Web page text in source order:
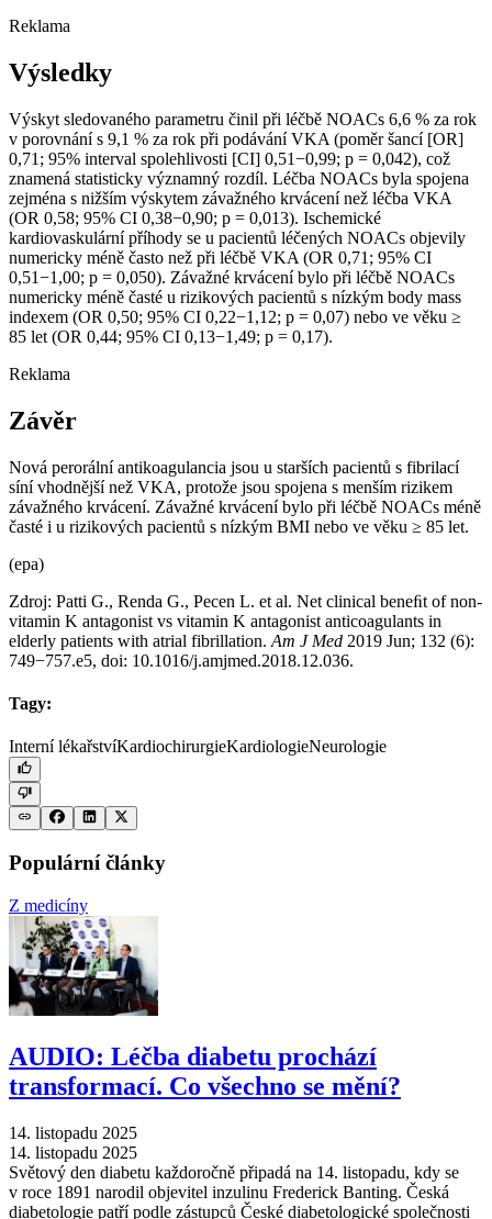
Reklama
Výsledky
Výskyt sledovaného parametru činil při léčbě NOACs 6,6 % za rok
v porovnání s 9,1 % za rok při podávání VKA (poměr šancí [OR]
0,71; 95% interval spolehlivosti [CI] 0,51−0,99; p = 0,042), což
znamená statisticky významný rozdíl. Léčba NOACs byla spojena
zejména s nižším výskytem závažného krvácení než léčba VKA
(OR 0,58; 95% CI 0,38−0,90; p = 0,013). Ischemické
kardiovaskulární příhody se u pacientů léčených NOACs objevily
numericky méně často než při léčbě VKA (OR 0,71; 95% CI
0,51−1,00; p = 0,050). Závažné krvácení bylo při léčbě NOACs
numericky méně časté u rizikových pacientů s nízkým body mass
indexem (OR 0,50; 95% CI 0,22−1,12; p = 0,07) nebo ve věku ≥
85 let (OR 0,44; 95% CI 0,13−1,49; p = 0,17).
Reklama
Závěr
Nová perorální antikoagulancia jsou u starších pacientů s fibrilací
síní vhodnější než VKA, protože jsou spojena s menším rizikem
závažného krvácení. Závažné krvácení bylo při léčbě NOACs méně
časté i u rizikových pacientů s nízkým BMI nebo ve věku ≥ 85 let.
(epa)
Zdroj: Patti G., Renda G., Pecen L. et al. Net clinical beneﬁt of non-
vitamin K antagonist vs vitamin K antagonist anticoagulants in
elderly patients with atrial fibrillation. Am J Med 2019 Jun; 132 (6):
749−757.e5, doi: 10.1016/j.amjmed.2018.12.036.
Tagy:
Interní lékařstvíKardiochirurgieKardiologieNeurologie
Populární články
Z medicíny
AUDIO: Léčba diabetu prochází
transformací. Co všechno se mění?
14. listopadu 2025
14. listopadu 2025
Světový den diabetu každoročně připadá na 14. listopadu, kdy se
v roce 1891 narodil objevitel inzulinu Frederick Banting. Česká
diabetologie patří podle zástupců České diabetologické společnosti